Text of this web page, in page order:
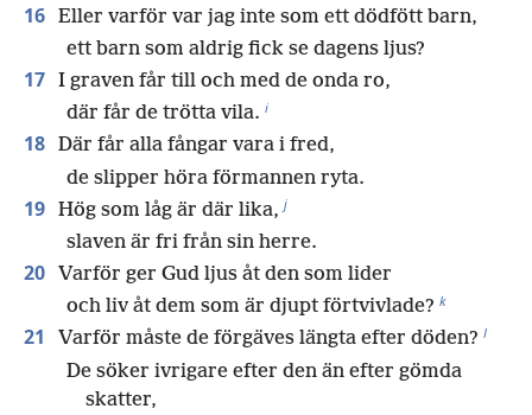
16 Eller varför var jag inte som ett dödfött barn,
ett barn som aldrig fick se dagens ljus?
17 I graven får till och med de onda ro,
där får de trötta vila. i
18 Där får alla fångar vara i fred,
de slipper höra förmannen ryta.
19 Hög som låg är där lika, j
slaven är fri från sin herre.
20 Varför ger Gud ljus åt den som lider
och liv åt dem som är djupt förtvivlade? k
21 Varför måste de förgäves längta efter döden? l
De söker ivrigare efter den än efter gömda
skatter,